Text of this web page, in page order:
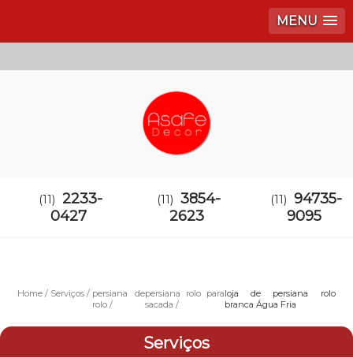
MENU
(11) 2233-
0427
(11) 3854-
2623
(11) 94735-
9095
Home Serviços
persiana de
rolo
persiana rolo para
sacada
loja de persiana rolo
branca Água Fria
Serviços